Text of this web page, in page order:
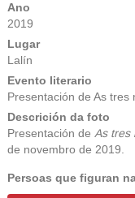
Ano
2019
Lugar
Lalín
Evento literario
Presentación de As
Descrición da foto
Presentación de As tres
de novembro de 2019.
Persoas que figuran